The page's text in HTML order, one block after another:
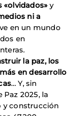
y
ni a
en un mundo
en
la paz, los
en desarrollo
… Y, sin
2025, la
y construcción